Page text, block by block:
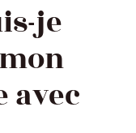
je
avec